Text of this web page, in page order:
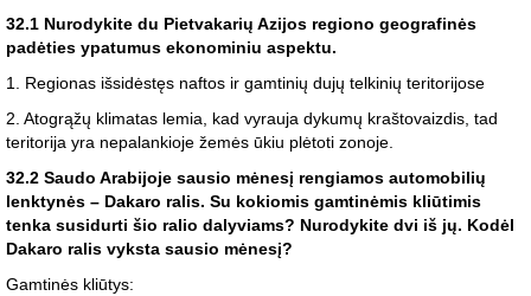
32.1 Nurodykite du Pietvakarių Azijos regiono geografinės
padėties ypatumus ekonominiu aspektu.
1. Regionas išsidėstęs naftos ir gamtinių dujų telkinių teritorijose
2. Atogrąžų klimatas lemia, kad vyrauja dykumų kraštovaizdis, tad
teritorija yra nepalankioje žemės ūkiu plėtoti zonoje.
32.2 Saudo Arabijoje sausio mėnesį rengiamos automobilių
lenktynės – Dakaro ralis. Su kokiomis gamtinėmis kliūtimis
tenka susidurti šio ralio dalyviams? Nurodykite dvi iš jų. Kodėl
Dakaro ralis vyksta sausio mėnesį?
Gamtinės kliūtys: